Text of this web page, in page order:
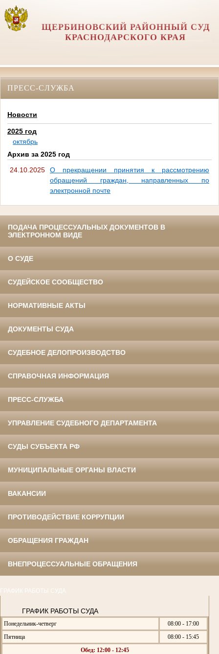
ЩЕРБИНОВСКИЙ РАЙОННЫЙ СУД
КРАСНОДАРСКОГО КРАЯ
ПРЕСС-СЛУЖБА
Новости
2025 год
октябрь
Архив за 2025 год
24.10.2025
О прекращении принятия к рассмотрению
обращений граждан, направленных по
электронной почте
ПОДАЧА ПРОЦЕССУАЛЬНЫХ ДОКУМЕНТОВ В
ЭЛЕКТРОННОМ ВИДЕ
О СУДЕ
СУДЕЙСКОЕ СООБЩЕСТВО
НОРМАТИВНЫЕ АКТЫ
ДОКУМЕНТЫ СУДА
СУДЕБНОЕ ДЕЛОПРОИЗВОДСТВО
СПРАВОЧНАЯ ИНФОРМАЦИЯ
ПРЕСС-СЛУЖБА
УПРАВЛЕНИЕ СУДЕБНОГО ДЕПАРТАМЕНТА
СУДЫ СУБЪЕКТА РФ
МУНИЦИПАЛЬНЫЕ ОРГАНЫ ВЛАСТИ
ВАКАНСИИ
ПРОТИВОДЕЙСТВИЕ КОРРУПЦИИ
ОБРАЩЕНИЯ ГРАЖДАН
ВНЕПРОЦЕССУАЛЬНЫЕ ОБРАЩЕНИЯ
ГРАФИК РАБОТЫ СУДА
ГРАФИК РАБОТЫ СУДА
Понедельник-четверг
08:00 - 17:00
Пятница
08:00 - 15:45
Обед: 12:00 - 12:45